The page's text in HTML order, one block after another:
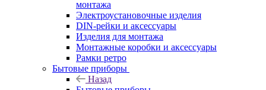
монтажа
Электроустановочные изделия
DIN-рейки и аксессуары
Изделия для монтажа
Монтажные коробки и аксессуары
Рамки ретро
Бытовые приборы
Назад